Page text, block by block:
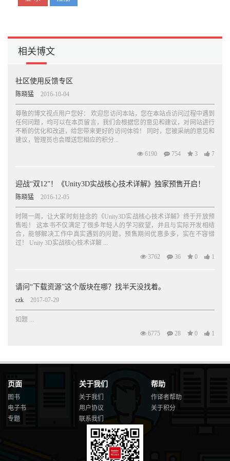
相关博文
社区使用反馈专区
陈晓猛 2016-10-04
尊敬的博文视点用户您好： 欢迎您访问本站，您在本站点访问过程中遇到
任何问题，均可以在本页留言，我们会根据您的意见和建议，对网站进行
不断的优化和改进，给您带来更好的访问体验！ 同时，您被采纳的意见和
建议，管理员也会赠送您相应的积分...
6190
754 3 7
迎战“双12”！《Unity3D实战核心技术详解》独家预售开启！
陈晓猛 2016-12-05
时隔一周，让大家时刻挂念的《Unity3D实战核心技术详解》终于开放预
售啦！ 这本书不仅满足了很多年轻人的学习欲望，并且与实际开发相结
合，能够解决工作中真实遇到的问题。预售期间优惠多多，实在不容错
过！ Unity 3D实战核心技术详解 ...
3762
36 0 1
请问“下载资源”这个版块在哪？找半天没找着。
czk 2017-07-29
如题 ...
6775
28 0 1
页面
图书
电子书
专题
关于我们
关于我们
用户协议
联系我们
帮助
作译者帮助
关于积分